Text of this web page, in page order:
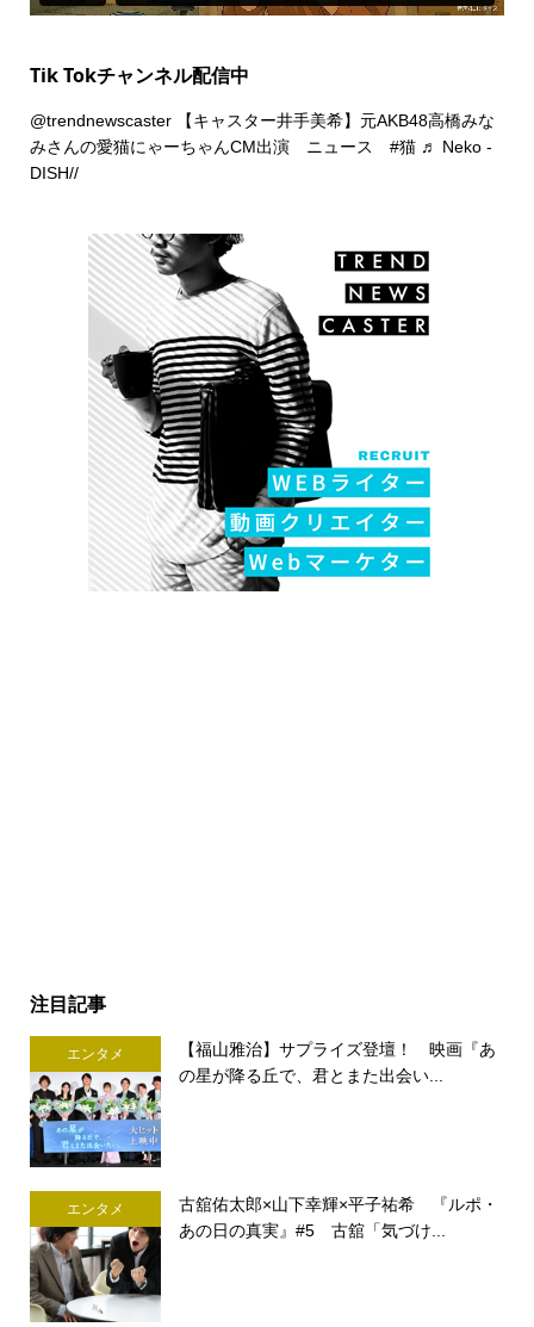
Tik Tokチャンネル配信中
@trendnewscaster【キャスター井手美希】元AKB48高橋みな
みさんの愛猫にゃーちゃんCM出演 ニュース #猫 ♬ Neko -
DISH//
注目記事
エンタメ
【福山雅治】サプライズ登壇！ 映画『あ
の星が降る丘で、君とまた出会い...
エンタメ
古舘佑太郎×山下幸輝×平子祐希 『ルポ・
あの日の真実』#5 古舘「気づけ...